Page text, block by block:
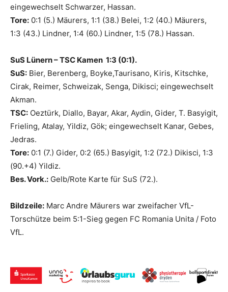
eingewechselt Schwarzer, Hassan.
Tore: 0:1 (5.) Mäurers, 1:1 (38.) Belei, 1:2 (40.) Mäurers,
1:3 (43.) Lindner, 1:4 (60.) Lindner, 1:5 (78.) Hassan.
SuS Lünern – TSC Kamen 1:3 (0:1).
SuS: Bier, Berenberg, Boyke,Taurisano, Kiris, Kitschke,
Cirak, Reimer, Schweizak, Senga, Dikisci; eingewechselt
Akman.
TSC: Oeztürk, Diallo, Bayar, Akar, Aydin, Gider, T. Basyigit,
Frieling, Atalay, Yildiz, Gök; eingewechselt Kanar, Gebes,
Jedras.
Tore: 0:1 (7.) Gider, 0:2 (65.) Basyigit, 1:2 (72.) Dikisci, 1:3
(90.+4) Yildiz.
Bes. Vork.: Gelb/Rote Karte für SuS (72.).
Bildzeile: Marc Andre Mäurers war zweifacher VfL-
Torschütze beim 5:1-Sieg gegen FC Romania Unita / Foto
VfL.